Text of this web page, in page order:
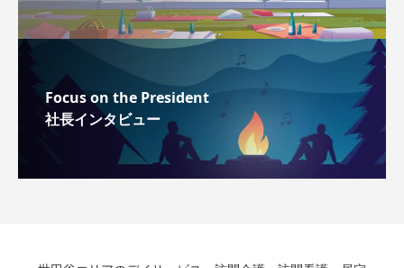
Focus on the President
社長インタビュー